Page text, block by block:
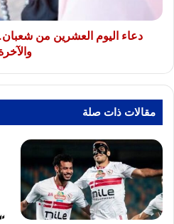
الدنيا
والآخرةدعاء اليوم العشرين من
مقالات ذات صلة